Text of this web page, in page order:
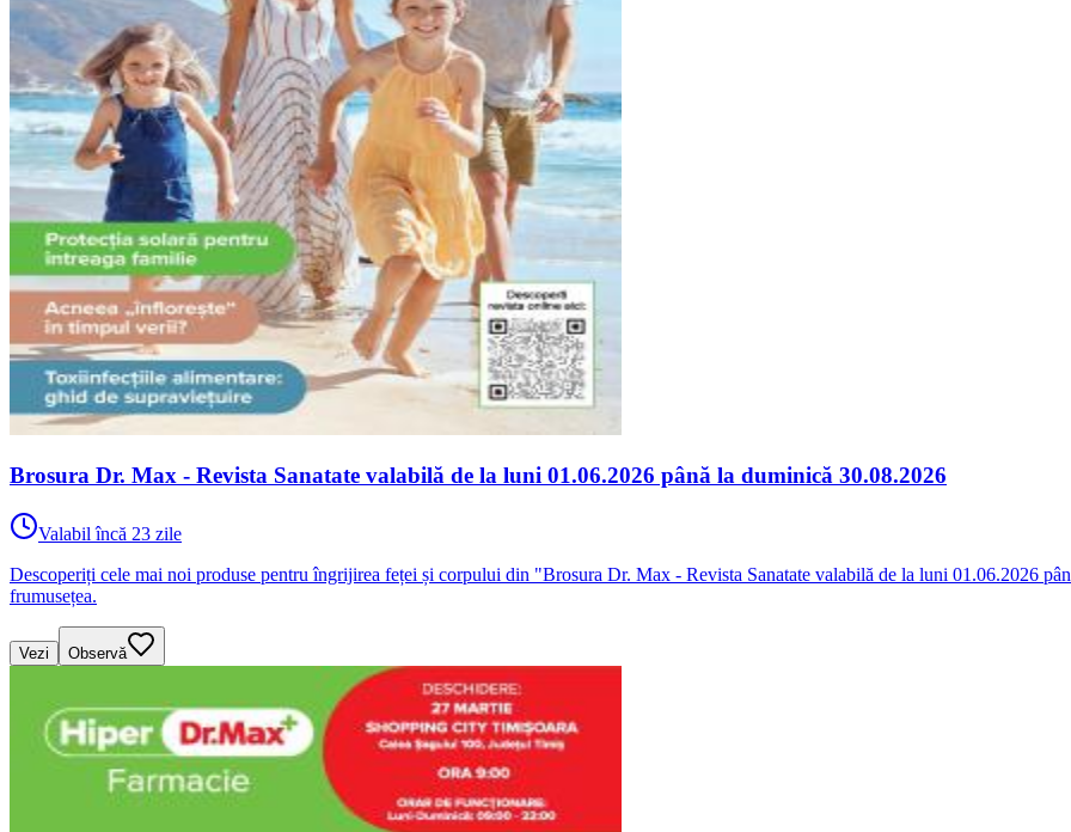
Brosura Dr. Max - Revista Sanatate valabilă de la luni 01.06.2026 până la duminică 30.08.2026
Valabil încă 23 zile
Descoperiți cele mai noi produse pentru îngrijirea feței și corpului din "Brosura Dr. Max - Revista Sanatate valabilă de la luni 01.06.2026
frumusețea.
Vezi Observă